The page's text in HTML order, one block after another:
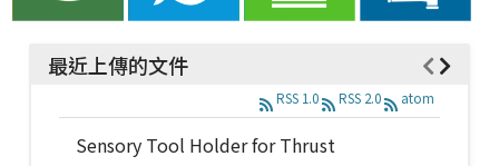
最近上傳的文件
RSS 1.0 RSS 2.0 atom
Sensory Tool Holder for Thrust